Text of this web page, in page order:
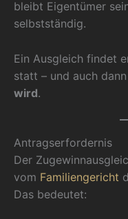
bleibt Eigentümer
selbstständig.
Ein Ausgleich findet
statt – und auch dann
wird.
Antragserfordernis
Der
vom Familiengericht
Das bedeutet: